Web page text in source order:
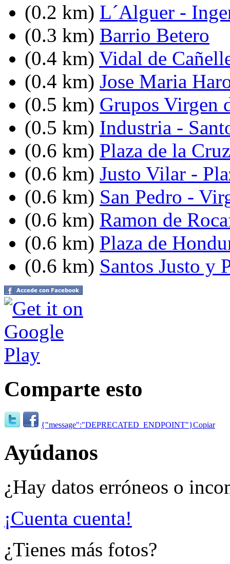
(0.2 km) L´Alguer -
(0.3 km) Barrio Betero
(0.4 km) Vidal de
(0.4 km) Jose Maria
(0.5 km) Grupos Virgen
(0.5 km) Industria -
(0.6 km) Plaza de la
(0.6 km) Justo Vilar -
(0.6 km) San Pedro -
(0.6 km) Ramon de
(0.6 km) Plaza de
(0.6 km) Santos Justo y
Comparte esto
{"message":"DEPRECATED_ENDPOINT"}Copiar
Ayúdanos
¿Hay datos erróneos o
¡Cuenta cuenta!
¿Tienes más fotos?